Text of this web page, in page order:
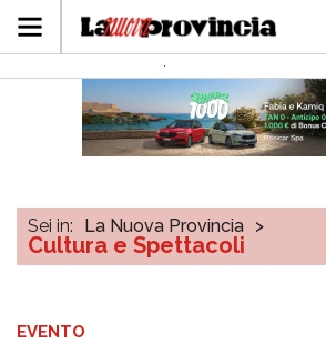
Sei in: La Nuova Provincia >
Cultura e Spettacoli
EVENTO